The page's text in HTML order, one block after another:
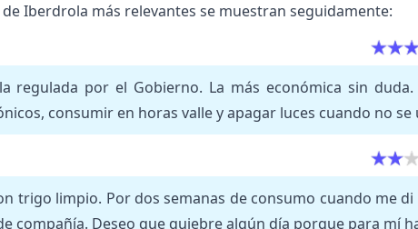
Iberdrola más relevantes se muestran seguidamente:
la regulada por el Gobierno. La más económica sin
consumir en horas valle y apagar luces cuando no se
trigo limpio. Por dos semanas de consumo cuando me
compañía. Deseo que quiebre algún día porque para mí